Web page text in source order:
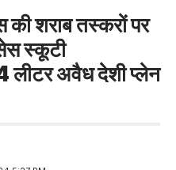
की शराब तस्करों पर
स्कूटी
लीटर अवैध देशी प्लेन